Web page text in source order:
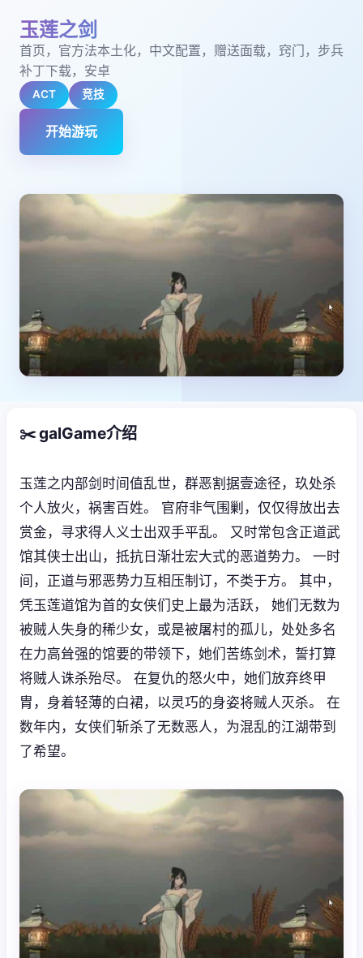
玉莲之剑
首页，官方法本土化，中文配置，赠送面载，窍门，步兵
补丁下载，安卓
ACT 竞技
开始游玩
✂️ galGame介绍
玉莲之内部剑时间值乱世，群恶割据壹途径，玖处杀
个人放火，祸害百姓。 官府非气围剿，仅仅得放出去
赏金，寻求得人义士出双手平乱。 又时常包含正道武
馆其侠士出山，抵抗日渐壮宏大式的恶道势力。 一时
间，正道与邪恶势力互相压制订，不类于方。 其中，
凭玉莲道馆为首的女侠们史上最为活跃， 她们无数为
被贼人失身的稀少女，或是被屠村的孤儿，处处多名
在力高耸强的馆要的带领下，她们苦练剑术，誓打算
将贼人诛杀殆尽。 在复仇的怒火中，她们放弃终甲
胄，身着轻薄的白裙，以灵巧的身姿将贼人灭杀。 在
数年内，女侠们斩杀了无数恶人，为混乱的江湖带到
了希望。